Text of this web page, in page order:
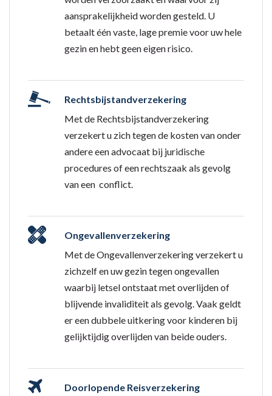
aansprakelijkheid worden gesteld. U
betaalt één vaste, lage premie voor uw hele
gezin en hebt geen eigen risico.
Rechtsbijstandverzekering
Met de Rechtsbijstandverzekering
verzekert u zich tegen de kosten van onder
andere een advocaat bij juridische
procedures of een rechtszaak als gevolg
van een conflict.
Ongevallenverzekering
Met de Ongevallenverzekering verzekert u
zichzelf en uw gezin tegen ongevallen
waarbij letsel ontstaat met overlijden of
blijvende invaliditeit als gevolg. Vaak geldt
er een dubbele uitkering voor kinderen bij
gelijktijdig overlijden van beide ouders.
Doorlopende Reisverzekering